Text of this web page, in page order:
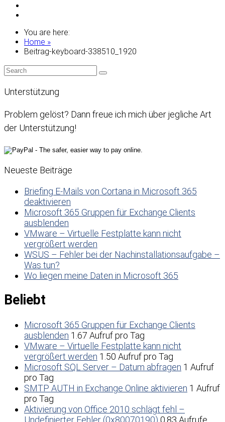
You are here:
Home »
Beitrag-keyboard-338510_1920
Unterstützung
Problem gelöst? Dann freue ich mich über jegliche Art
der Unterstützung!
Neueste Beiträge
Briefing E-Mails von Cortana in Microsoft 365
deaktivieren
Microsoft 365 Gruppen für Exchange Clients
ausblenden
VMware – Virtuelle Festplatte kann nicht
vergrößert werden
WSUS – Fehler bei der Nachinstallationsaufgabe –
Was tun?
Wo liegen meine Daten in Microsoft 365
Beliebt
Microsoft 365 Gruppen für Exchange Clients
ausblenden 1.67 Aufruf pro Tag
VMware – Virtuelle Festplatte kann nicht
vergrößert werden 1.50 Aufruf pro Tag
Microsoft SQL Server – Datum abfragen 1 Aufruf
pro Tag
SMTP AUTH in Exchange Online aktivieren 1 Aufruf
pro Tag
Aktivierung von Office 2010 schlägt fehl –
Undefinierter Fehler (0x80070190) 0.83 Aufrufe